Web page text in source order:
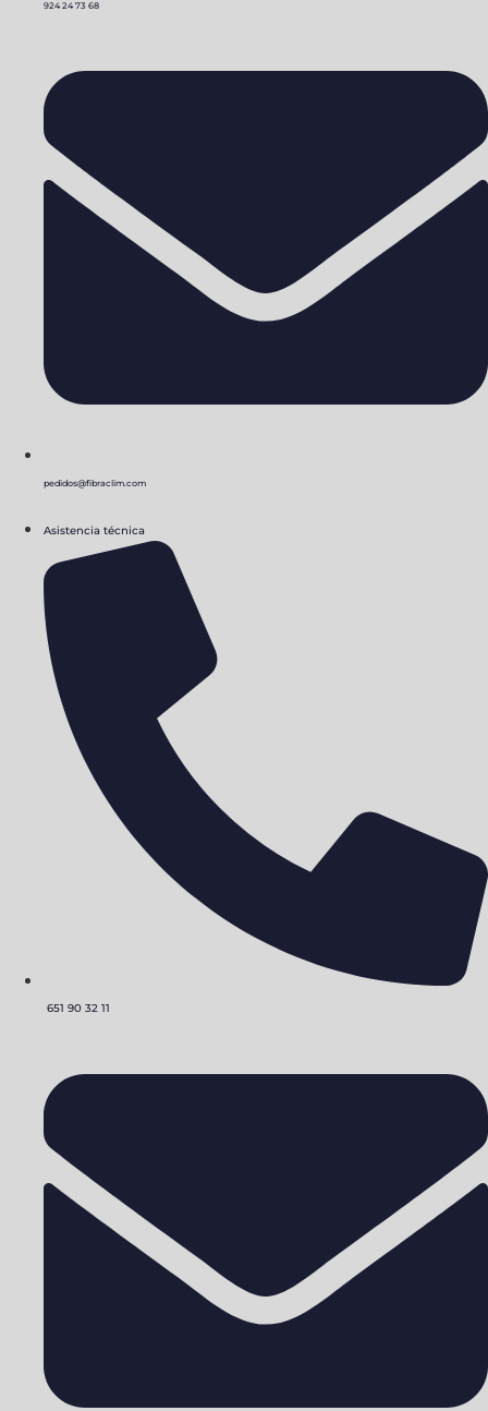
924 24 73 68
pedidos@fibraclim.com
Asistencia técnica
651 90 32 11